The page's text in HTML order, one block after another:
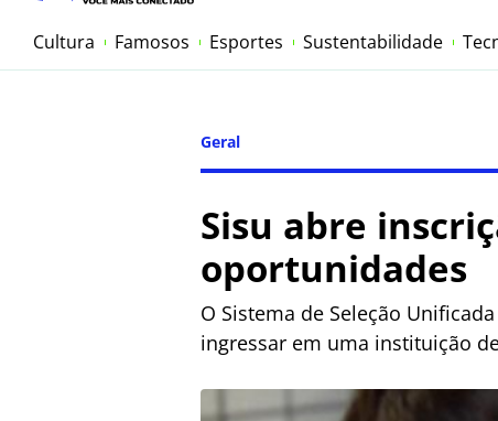
Cultura Famosos Esportes Sustentabilidade
Geral
Sisu abre
oportunidades
O Sistema de Seleção
ingressar em uma instituição